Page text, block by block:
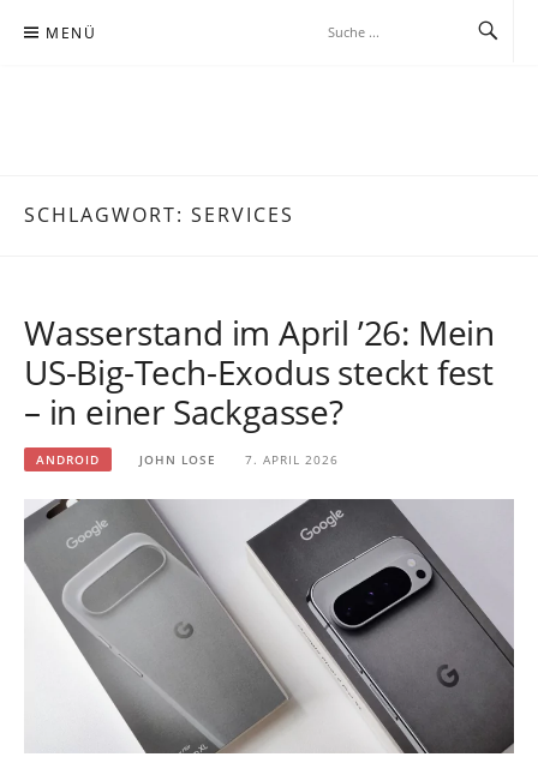
Inhalt MENÜ
SCHLAGWORT: SERVICES
Wasserstand im April ’26: Mein
US-Big-Tech-Exodus steckt fest
– in einer Sackgasse?
ANDROID JOHN LOSE 7. APRIL 2026